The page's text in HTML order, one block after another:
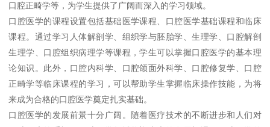
口腔正畸学等，为学生提供了广阔而深入的学习领域。
口腔医学的课程设置包括基础医学课程、口腔医学基础课程和临床
课程。通过学习人体解剖学、组织学与胚胎学、生理学、口腔解剖
生理学、口腔组织病理学等课程，学生可以掌握口腔医学的基本理
论知识。此外，口腔内科学、口腔颌面外科学、口腔修复学、口腔
正畸学等临床课程的学习，可以帮助学生掌握临床操作技能，为将
来成为合格的口腔医学奠定扎实基础。
口腔医学的发展前景十分广阔。随着医疗技术的不断进步和人们对